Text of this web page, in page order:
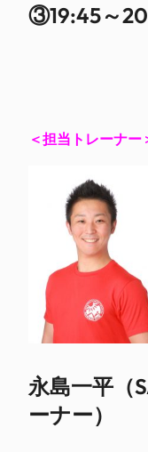
③19:45～
＜担当トレーナー
永島一平（
ーナー）